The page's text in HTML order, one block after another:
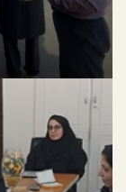
لورم ایپسوم متن
طراحان گرافیک است،
که لازم است، و برای
بهبود ابزارهای
آینده، شناخت فراوان
بیشتری را برای
زبان فارسی ایجاد
در ارائه راهکارها،
حروفچینی
طراحی اساسا مورد